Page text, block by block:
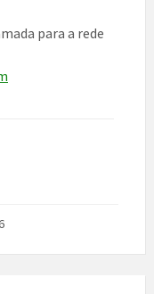
para a rede